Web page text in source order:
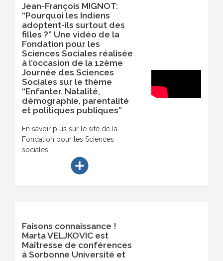
Jean-François MIGNOT:
“Pourquoi les Indiens
adoptent-ils surtout des
filles ?” Une vidéo de la
Fondation pour les
Sciences Sociales réalisée
à l’occasion de la 12ème
Journée des Sciences
Sociales sur le thème
“Enfanter. Natalité,
démographie, parentalité
et politiques publiques”
En savoir plus sur le site de la
Fondation pour les Sciences
sociales
add_circle
Faisons connaissance !
Marta VELJKOVIC est
Maîtresse de conférences
à Sorbonne Université et